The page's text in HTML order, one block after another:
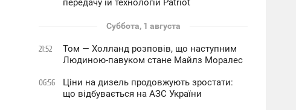
передачу їй технологій Patriot
Суббота, 1 августа
21:52
Том — Холланд розповів, що наступним
Людиною-павуком стане Майлз Моралес
06:56
Ціни на дизель продовжують зростати:
що відбувається на АЗС України